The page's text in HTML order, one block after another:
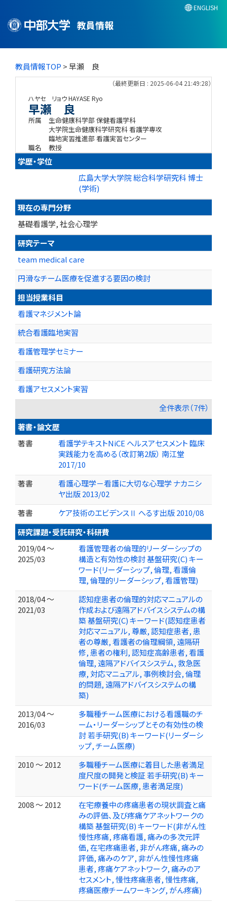
教員情報
ENGLISH
教員情報TOP > 早瀬 良
（最終更新日 : 2025-06-04 21:49:28）
ハヤセ リョウHAYASE Ryo
早瀬 良
所属
生命健康科学部 保健看護学科
大学院生命健康科学研究科 看護学専攻
臨地実習推進部 看護実習センター
職名
教授
学歴・学位
広島大学大学院 総合科学研究科 博士
(学術)
現在の専門分野
基礎看護学, 社会心理学
研究テーマ
team medical care
円滑なチーム医療を促進する要因の検討
担当授業科目
看護マネジメント論
統合看護臨地実習
看護管理学セミナー
看護研究方法論
看護アセスメント実習
全件表示（7件）
著書・論文歴
著書
看護学テキストNiCE ヘルスアセスメント 臨床
実践能力を高める（改訂第2版） 南江堂
2017/10
著書
看護心理学－看護に大切な心理学 ナカニシ
ヤ出版 2013/02
著書
ケア技術のエビデンスⅡ へるす出版 2010/08
研究課題・受託研究・科研費
2019/04 ～
2025/03
看護管理者の倫理的リーダーシップの
構造と有効性の検討 基盤研究(C) キー
ワード(リーダーシップ, 倫理, 看護倫
理, 倫理的リーダーシップ, 看護管理)
2018/04 ～
2021/03
認知症患者の倫理的対応マニュアルの
作成および遠隔アドバイスシステムの構
築 基盤研究(C) キーワード(認知症患者
対応マニュアル, 尊厳, 認知症患者, 患
者の尊厳, 看護者の倫理綱領, 遠隔研
修, 患者の権利, 認知症高齢患者, 看護
倫理, 遠隔アドバイスシステム, 救急医
療, 対応マニュアル, 事例検討会, 倫理
的問題, 遠隔アドバイスシステムの構
築)
2013/04 ～
2016/03
多職種チーム医療における看護職のチ
ーム・リーダーシップとその有効性の検
討 若手研究(B) キーワード(リーダーシ
ップ, チーム医療)
2010 ～ 2012
多職種チーム医療に着目した患者満足
度尺度の開発と検証 若手研究(B) キー
ワード(チーム医療, 患者満足度)
2008 ～ 2012
在宅療養中の疼痛患者の現状調査と痛
みの評価、及び疼痛ケアネットワークの
構築 基盤研究(B) キーワード(非がん性
慢性疼痛, 疼痛看護, 痛みの多次元評
価, 在宅疼痛患者, 非がん疼痛, 痛みの
評価, 痛みのケア, 非がん性慢性疼痛
患者, 疼痛ケアネットワーク, 痛みのア
セスメント, 慢性疼痛患者, 慢性疼痛,
疼痛医療チームワーキング, がん疼痛)